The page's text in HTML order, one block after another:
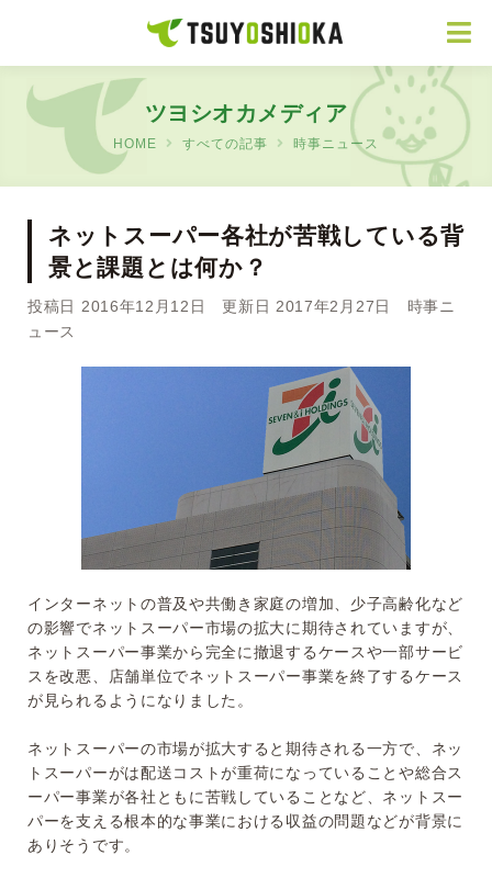
ツヨシオカメディア
HOME すべての記事 時事ニュース
ネットスーパー各社が苦戦している背
景と課題とは何か？
投稿日 2016年12月12日 更新日 2017年2月27日 時事ニ
ュース
インターネットの普及や共働き家庭の増加、少子高齢化など
の影響でネットスーパー市場の拡大に期待されていますが、
ネットスーパー事業から完全に撤退するケースや一部サービ
スを改悪、店舗単位でネットスーパー事業を終了するケース
が見られるようになりました。
ネットスーパーの市場が拡大すると期待される一方で、ネッ
トスーパーがは配送コストが重荷になっていることや総合ス
ーパー事業が各社ともに苦戦していることなど、ネットスー
パーを支える根本的な事業における収益の問題などが背景に
ありそうです。